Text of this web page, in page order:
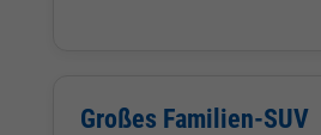
Großes Familien-SUV